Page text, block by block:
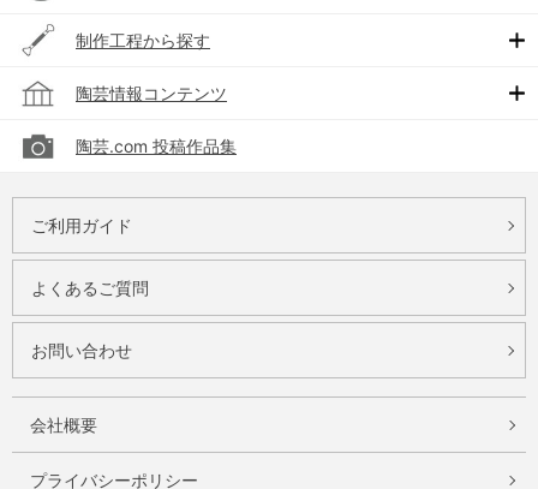
制作工程から探す
陶芸情報コンテンツ
陶芸.com 投稿作品集
ご利用ガイド
よくあるご質問
お問い合わせ
会社概要
プライバシーポリシー